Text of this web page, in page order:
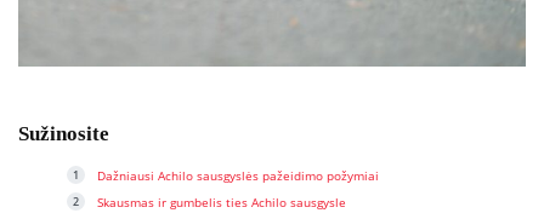
Sužinosite
Dažniausi Achilo sausgyslės pažeidimo požymiai
Skausmas ir gumbelis ties Achilo sausgysle